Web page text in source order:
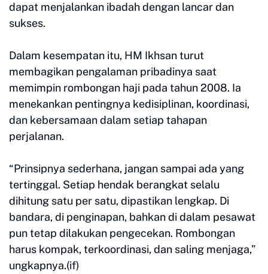
dapat menjalankan ibadah dengan lancar dan
sukses.
Dalam kesempatan itu, HM Ikhsan turut
membagikan pengalaman pribadinya saat
memimpin rombongan haji pada tahun 2008. Ia
menekankan pentingnya kedisiplinan, koordinasi,
dan kebersamaan dalam setiap tahapan
perjalanan.
“Prinsipnya sederhana, jangan sampai ada yang
tertinggal. Setiap hendak berangkat selalu
dihitung satu per satu, dipastikan lengkap. Di
bandara, di penginapan, bahkan di dalam pesawat
pun tetap dilakukan pengecekan. Rombongan
harus kompak, terkoordinasi, dan saling menjaga,”
ungkapnya.(if)